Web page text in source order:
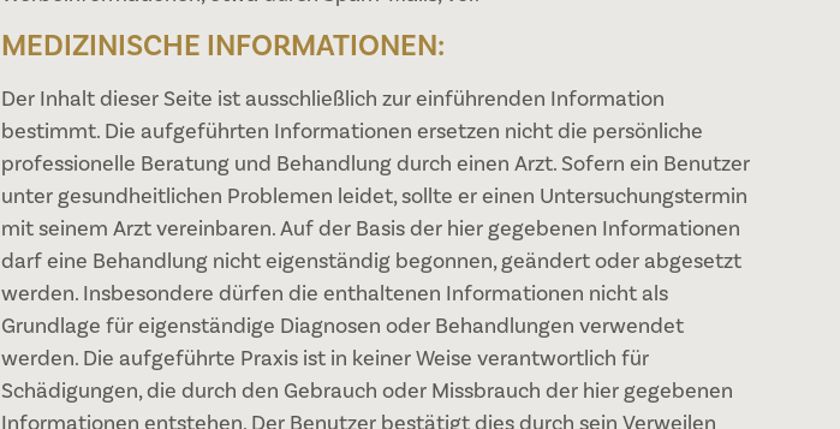
MEDIZINISCHE INFORMATIONEN:
Der Inhalt dieser Seite ist ausschließlich zur einführenden Information
bestimmt. Die aufgeführten Informationen ersetzen nicht die persönliche
professionelle Beratung und Behandlung durch einen Arzt. Sofern ein Benutzer
unter gesundheitlichen Problemen leidet, sollte er einen Untersuchungstermin
mit seinem Arzt vereinbaren. Auf der Basis der hier gegebenen Informationen
darf eine Behandlung nicht eigenständig begonnen, geändert oder abgesetzt
werden. Insbesondere dürfen die enthaltenen Informationen nicht als
Grundlage für eigenständige Diagnosen oder Behandlungen verwendet
werden. Die aufgeführte Praxis ist in keiner Weise verantwortlich für
Schädigungen, die durch den Gebrauch oder Missbrauch der hier gegebenen
Informationen entstehen. Der Benutzer bestätigt dies durch sein Verweilen